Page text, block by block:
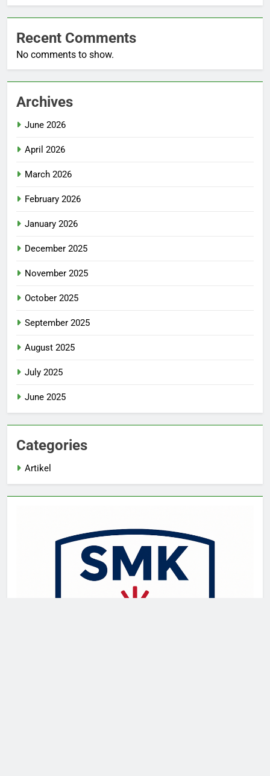
Recent Comments
No comments to show.
Archives
June 2026
April 2026
March 2026
February 2026
January 2026
December 2025
November 2025
October 2025
September 2025
August 2025
July 2025
June 2025
Categories
Artikel